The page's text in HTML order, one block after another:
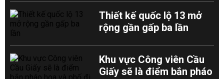
Thiết kế quốc lộ 13 mở
rộng gần gấp ba lần
Khu vực Công viên Cầu
Giấy sẽ là điểm bắn pháo